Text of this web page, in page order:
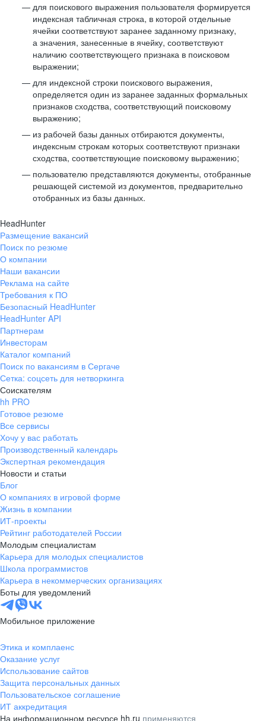
для поискового выражения пользователя формируется
индексная табличная строка, в которой отдельные
ячейки соответствуют заранее заданному признаку,
а значения, занесенные в ячейку, соответствуют
наличию соответствующего признака в поисковом
выражении;
для индексной строки поискового выражения,
определяется один из заранее заданных формальных
признаков сходства, соответствующий поисковому
выражению;
из рабочей базы данных отбираются документы,
индексным строкам которых соответствуют признаки
сходства, соответствующие поисковому выражению;
пользователю представляются документы, отобранные
решающей системой из документов, предварительно
отобранных из базы данных.
HeadHunter
Размещение вакансий
Поиск по резюме
О компании
Наши вакансии
Реклама на сайте
Требования к ПО
Безопасный HeadHunter
HeadHunter API
Партнерам
Инвесторам
Каталог компаний
Поиск по вакансиям в Сергаче
Сетка: соцсеть для нетворкинга
Соискателям
hh PRO
Готовое резюме
Все сервисы
Хочу у вас работать
Производственный календарь
Экспертная рекомендация
Новости и статьи
Блог
О компаниях в игровой форме
Жизнь в компании
ИТ-проекты
Рейтинг работодателей России
Молодым специалистам
Карьера для молодых специалистов
Школа программистов
Карьера в некоммерческих организациях
Боты для уведомлений
Мобильное приложение
Этика и комплаенс
Оказание услуг
Использование сайтов
Защита персональных данных
Пользовательское соглашение
ИТ аккредитация
На информационном ресурсе hh.ru применяются